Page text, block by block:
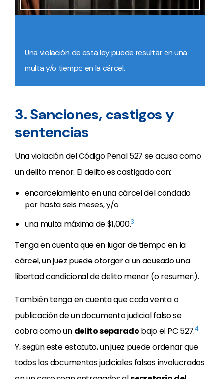
Una violación de esta ley puede resultar en una
multa y/o tiempo en la cárcel.
3. Sanciones, castigos y
sentencias
Una violación del Código Penal 527 se acusa como
un delito menor. El delito es castigado con:
encarcelamiento en una cárcel del condado
por hasta seis meses, y/o
una multa máxima de $1,000.3
Tenga en cuenta que en lugar de tiempo en la
cárcel, un juez puede otorgar a un acusado una
libertad condicional de delito menor (o resumen).
También tenga en cuenta que cada venta o
publicación de un documento judicial falso se
cobra como un delito separado bajo el PC 527.4
Y, según este estatuto, un juez puede ordenar que
todos los documentos judiciales falsos involucrados